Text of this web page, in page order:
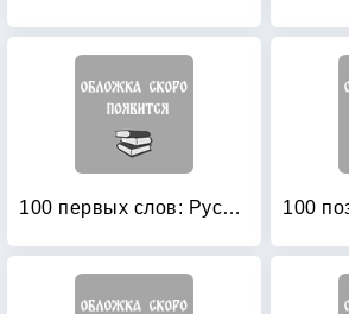
100 первых слов: Русский и английский с пеленок